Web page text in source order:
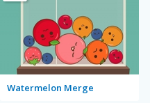
Watermelon Merge